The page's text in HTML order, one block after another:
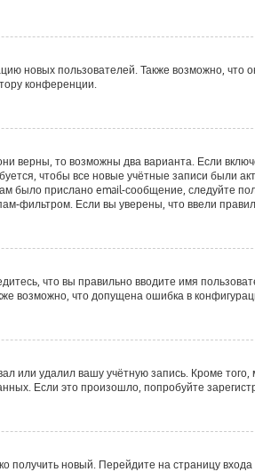
новых пользователей. Также возможно,
конференции.
верны, то возможны два варианта. Если
чтобы все новые учётные записи были
было прислано email-сообщение, следуйте
фильтром. Если вы уверены, что ввели
что вы правильно вводите имя
возможно, что допущена ошибка в
или удалил вашу учётную запись. Кроме
Если это произошло, попробуйте
получить новый. Перейдите на страницу